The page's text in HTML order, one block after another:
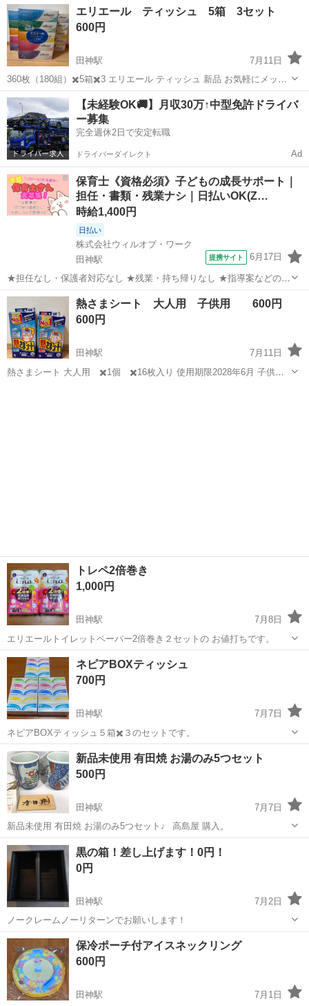
岐阜 岐阜市 田神駅 クリネックス
エリエール ティッシュ 5箱 3セット
600円
田神駅
7月11日
360枚（180組）✖️5箱✖️3 エリエール ティッシュ 新品 お気軽にメッセ
ージ下さい！ よろしくお願いします。
岐阜 岐阜市 田神駅 家庭用品 エリエール
【未経験OK🚚】月収30万↑中型免許ドライバ
ー募集
完全週休2日で安定転職
ドライバーダイレクト Ad
保育士《資格必須》子どもの成長サポート｜
担任・書類・残業ナシ｜日払いOK(Z…
時給1,400円
日払い
株式会社ウィルオブ・ワーク
田神駅
提携サイト 6月17日
★担任なし・保護者対応なし ★残業・持ち帰りなし ★指導案などの書
類なし 担任保育士さんの補助として、 乳児メインまたはクラスフリー
のお仕事 ※保育園の詳細は、ご応募後に 専任担当よりご案内します！
*お仕事内容：* ...
岐阜 岐阜市 田神駅 保育士
熱さまシート 大人用 子供用 600円
600円
田神駅
7月11日
熱さまシート 大人用 ✖️1個 ✖️16枚入り 使用期限2028年6月 子供
トレペ2倍巻き
1,000円
田神駅
7月8日
エリエールトイレットペーパー2倍巻き２セットの お値打ちです。
岐阜 岐阜市 田神駅
ネピアBOXティッシュ
700円
田神駅
7月7日
ネピアBOXティッシュ５箱✖️３のセットです。
岐阜 岐阜市 田神駅 その他 ネピア
新品未使用 有田焼 お湯のみ5つセット
500円
田神駅
7月7日
新品未使用 有田焼 お湯のみ5つセット♩ 高島屋 購入。
岐阜 岐阜市 田神駅 生活雑貨 セット
黒の箱！差し上げます！0円！
0円
田神駅
7月2日
ノークレームノーリターンでお願いします！
岐阜 岐阜市 田神駅 アルバム
保冷ポーチ付アイスネックリング
600円
田神駅
7月1日